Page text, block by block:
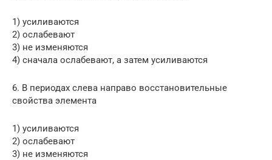
1) усиливаются
2) ослабевают
3) не изменяются
4) сначала ослабевают, а затем усиливаются
6. В периодах слева направо восстановительные
свойства элемента
1) усиливаются
2) ослабевают
3) не изменяются